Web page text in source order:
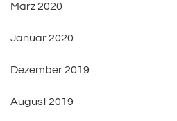
März 2020
Januar 2020
Dezember 2019
August 2019